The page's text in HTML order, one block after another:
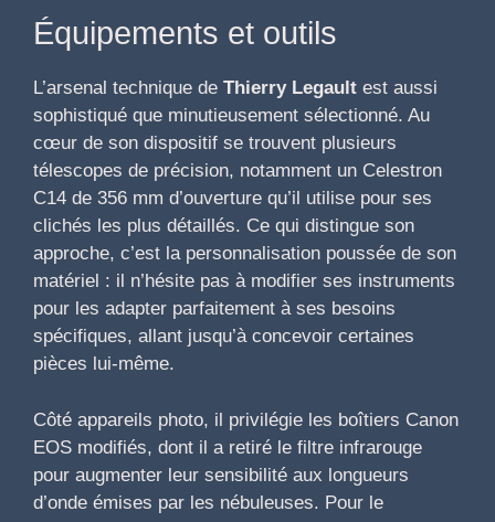
Équipements et outils
L’arsenal technique de Thierry Legault est aussi
sophistiqué que minutieusement sélectionné. Au
cœur de son dispositif se trouvent plusieurs
télescopes de précision, notamment un Celestron
C14 de 356 mm d’ouverture qu’il utilise pour ses
clichés les plus détaillés. Ce qui distingue son
approche, c’est la personnalisation poussée de son
matériel : il n’hésite pas à modifier ses instruments
pour les adapter parfaitement à ses besoins
spécifiques, allant jusqu’à concevoir certaines
pièces lui-même.
Côté appareils photo, il privilégie les boîtiers Canon
EOS modifiés, dont il a retiré le filtre infrarouge
pour augmenter leur sensibilité aux longueurs
d’onde émises par les nébuleuses. Pour le